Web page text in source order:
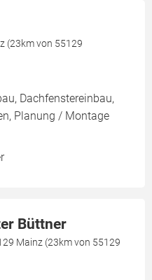
(23km von 55129
Dachfenstereinbau,
Planung / Montage
Büttner
Mainz (23km von 55129